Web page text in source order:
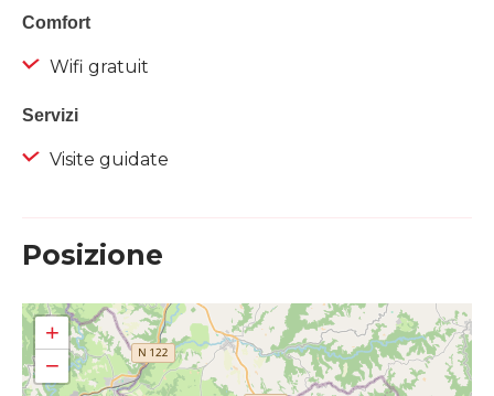
Comfort
Wifi gratuit
Servizi
Visite guidate
Posizione
+
−